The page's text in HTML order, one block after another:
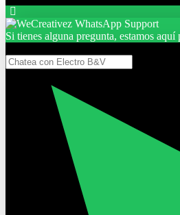
Si tienes alguna pregunta, estamos aquí